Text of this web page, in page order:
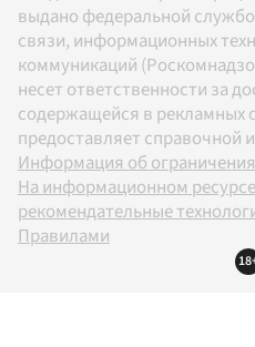
выдано федеральной
связи, информационных
коммуникаций
несет ответственности за
содержащейся в рекламных
предоставляет справочной
Информация об
На информационном
рекомендательные
Правилами